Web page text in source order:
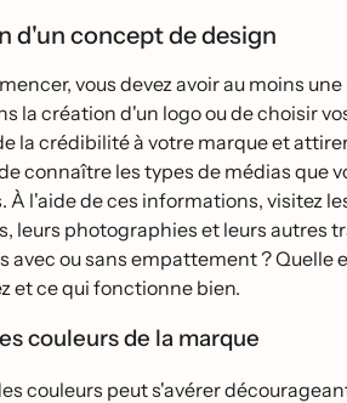
d'un concept de design
vous devez avoir au moins
la création d'un logo ou de choisir
la crédibilité à votre marque et
connaître les types de médias que
À l'aide de ces informations, visitez
leurs photographies et leurs autres
avec ou sans empattement ? Quelle
et ce qui fonctionne bien.
couleurs de la marque
couleurs peut s'avérer